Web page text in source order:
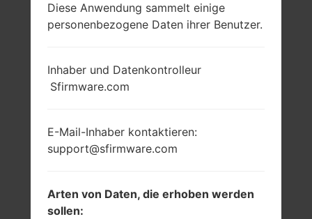
Diese Anwendung sammelt einige
personenbezogene Daten ihrer Benutzer.
Inhaber und Datenkontrolleur
Sfirmware.com
E-Mail-Inhaber kontaktieren:
support@sfirmware.com
Arten von Daten, die erhoben werden
sollen: